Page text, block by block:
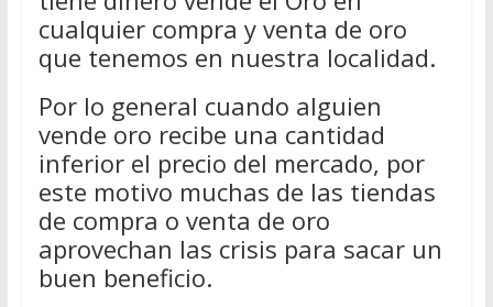
cualquier compra y venta de oro
que tenemos en nuestra localidad.
Por lo general cuando alguien
vende oro recibe una cantidad
inferior el precio del mercado, por
este motivo muchas de las tiendas
de compra o venta de oro
aprovechan las crisis para sacar un
buen beneficio.